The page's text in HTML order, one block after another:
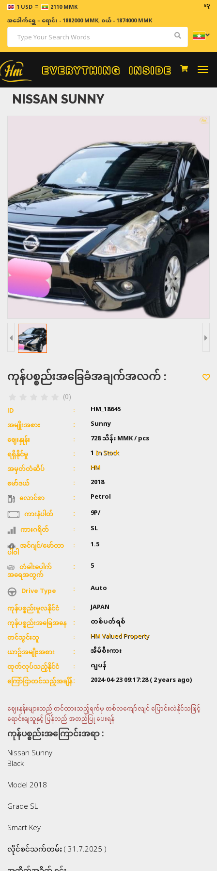
1 USD = 2110 MMK ဈေးနှုန်း
အခေါက်ရွှေ=ရောင်း - 1882000 MMK, ဝယ် - 1874000 MMK
NISSAN SUNNY
ကုန်ပစ္စည်းအခြေခံအချက်အလက် :
(0)
ID HM_18645
အမျိုးအစား Sunny
ဈေးနှုန်း 728 သိန်းMMK / pcs
ရရှိနိုင်မှု 1In Stock
အမှတ်တံဆိပ် HM
မော်ဒယ် 2018
လောင်စာ Petrol
ကားနံပါတ် 9P/
ကားဂရိတ် SL
အင်ဂျင်/မော်တာ
ပါဝါ
1.5
တံခါးပေါက်
အရေအတွက်
5
Drive Type Auto
ကုန်ပစ္စည်းမူလနိုင်ငံ JAPAN
ကုန်ပစ္စည်းအခြေအနေ တစ်ပတ်ရစ်
တင်သွင်းသူ HM Valued Property
ယာဥ်အမျိုးအစား အိမ်စီးကား
ထုတ်လုပ်သည့်နိုင်ငံ ဂျပန်
ကြော်ငြာတင်သည့်အချိန် 2024-04-23 09:17:28( 2 years ago)
ဈေးနုန်းများသည် တင်ထားသည့်ရက်မှ တစ်လကျော်လျင် ပြောင်းလဲနိုင်သဖြင့်
ရောင်းချသူနှင့် ပြန်လည် အတည်ပြု ပေးရန်
ကုန်ပစ္စည်းအကြောင်းအရာ :
Nissan Sunny
Black
Model 2018
Grade SL
Smart Key
လိုင်စင်သက်တမ်း ( 31.7.2025 )